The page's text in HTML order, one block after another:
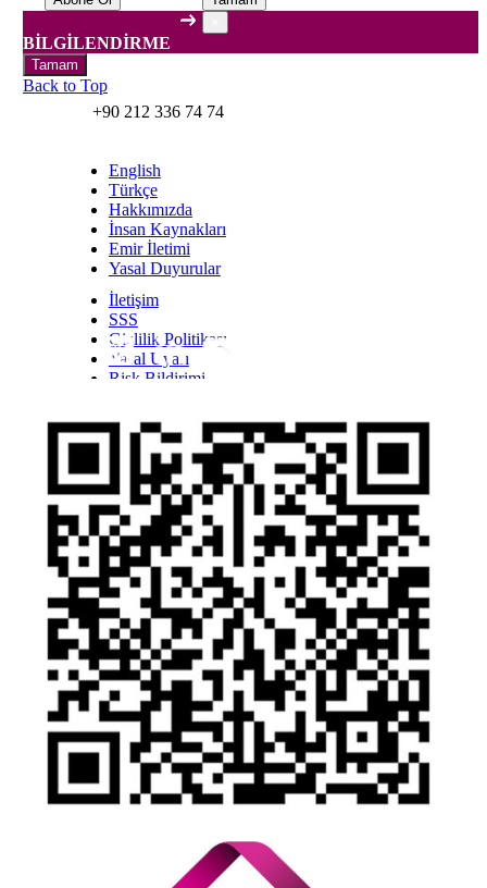
BİLGİLENDİRME
Tamam
Back to Top
+90 212 336 74 74
English
Türkçe
Hakkımızda
İnsan Kaynakları
Emir İletimi
Yasal Duyurular
İletişim
SSS
Gizlilik Politikası
Yasal Uyarı
Risk Bildirimi
YTM - Zamanaşımına Uğrayacak Emanet ve
Alacaklar
Olağanüstü Piyasa Koşulları
Bilgi Toplumu Hizmetleri
TwittLinkYoutWhatsapp